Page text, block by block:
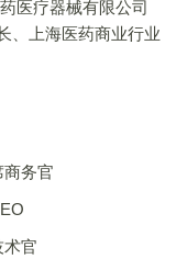
医疗器械有限公司
、上海医药商业行业
务官
官